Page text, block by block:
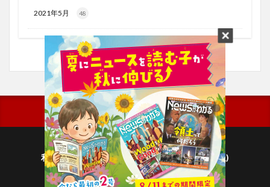
2021年5月 48
利用規約
プライバシーポリシー(毎日新聞出版)
個人情報について(毎日新聞社)